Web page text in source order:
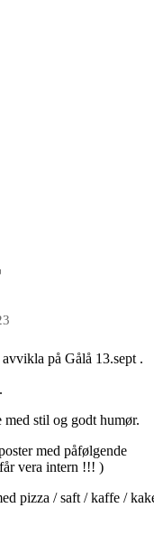
på Gålå 13.sept .
med stil og godt humør.
med påfølgende
vera intern !!! )
pizza / saft / kaffe /